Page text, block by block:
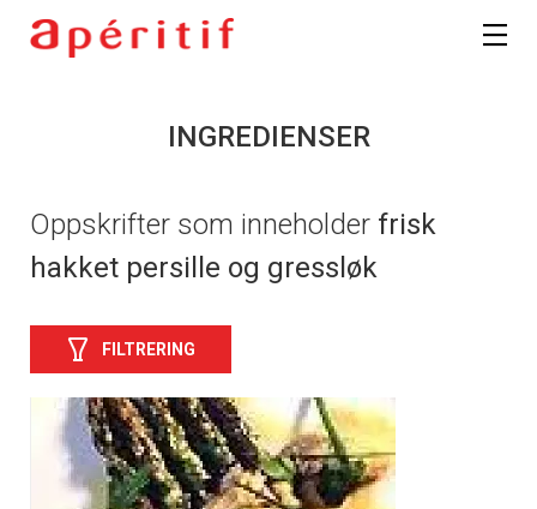
INGREDIENSER
Oppskrifter som inneholder frisk
hakket persille og gressløk
FILTRERING